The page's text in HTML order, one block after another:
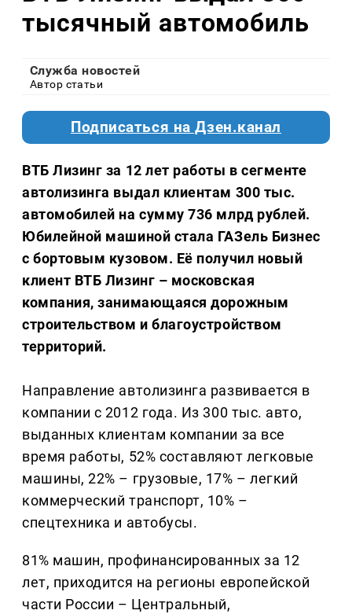
тысячный автомобиль
Служба новостей
Автор статьи
Подписаться на Дзен.канал
ВТБ Лизинг за 12 лет работы в сегменте
автолизинга выдал клиентам 300 тыс.
автомобилей на сумму 736 млрд рублей.
Юбилейной машиной стала ГАЗель Бизнес
с бортовым кузовом. Её получил новый
клиент ВТБ Лизинг – московская
компания, занимающаяся дорожным
строительством и благоустройством
территорий.
Направление автолизинга развивается в
компании с 2012 года. Из 300 тыс. авто,
выданных клиентам компании за все
время работы, 52% составляют легковые
машины, 22% – грузовые, 17% – легкий
коммерческий транспорт, 10% –
спецтехника и автобусы.
81% машин, профинансированных за 12
лет, приходится на регионы европейской
части России – Центральный,